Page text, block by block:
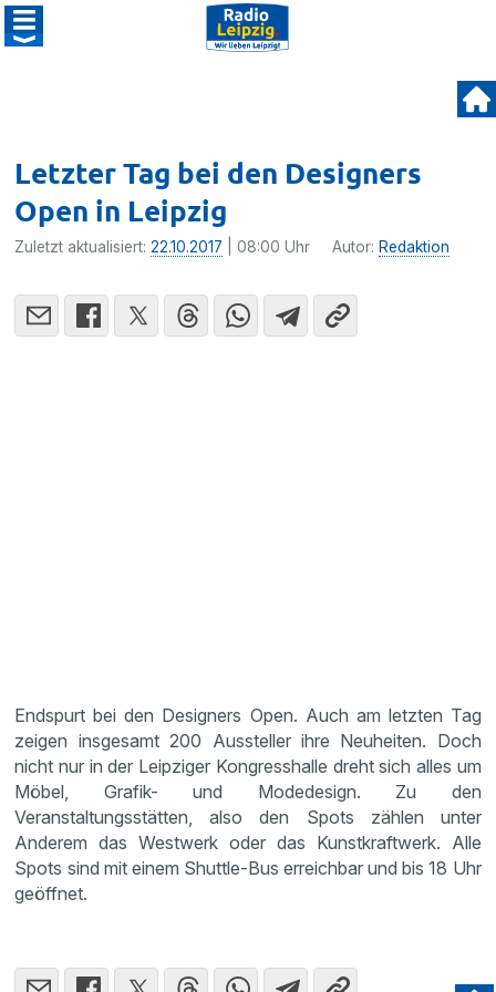
Letzter Tag bei den Designers
Open in Leipzig
Zuletzt aktualisiert:22.10.2017 | 08:00 Uhr Autor: Redaktion
Endspurt bei den Designers Open. Auch am letzten Tag
zeigen insgesamt 200 Aussteller ihre Neuheiten. Doch
nicht nur in der Leipziger Kongresshalle dreht sich alles um
Möbel, Grafik- und Modedesign. Zu den
Veranstaltungsstätten, also den Spots zählen unter
Anderem das Westwerk oder das Kunstkraftwerk. Alle
Spots sind mit einem Shuttle-Bus erreichbar und bis 18 Uhr
geöffnet.